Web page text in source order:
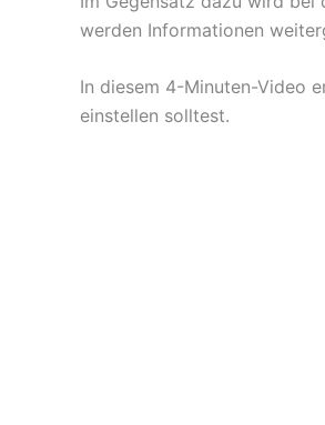
werden Informationen
In diesem 4-Minuten-Video
einstellen solltest.